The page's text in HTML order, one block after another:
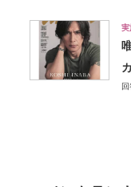
実